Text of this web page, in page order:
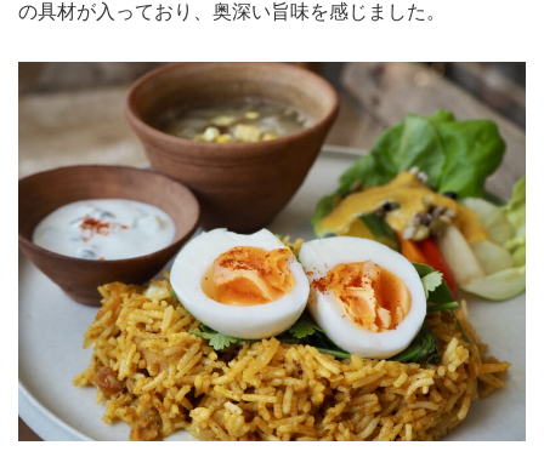
の具材が入っており、奥深い旨味を感じました。